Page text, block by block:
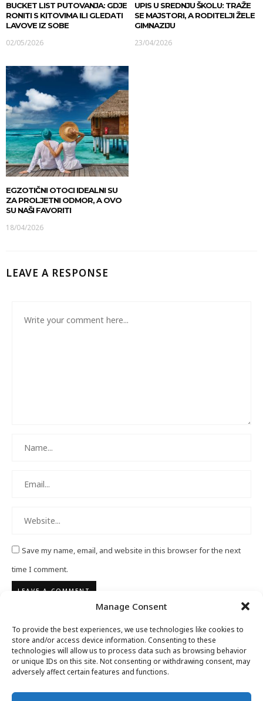
Manage Consent
To provide the best experiences, we use technologies like cookies to
store and/or access device information. Consenting to these
technologies will allow us to process data such as browsing behavior
or unique IDs on this site. Not consenting or withdrawing consent, may
adversely affect certain features and functions.
BUCKET LIST PUTOVANJA: GDJE
RONITI S KITOVIMA ILI GLEDATI
LAVOVE IZ SOBE
02/05/2026
UPIS U SREDNJU ŠKOLU: TRAŽE
SE MAJSTORI, A RODITELJI ŽELE
GIMNAZIJU
23/04/2026
EGZOTIČNI OTOCI IDEALNI SU
ZA PROLJETNI ODMOR, A OVO
SU NAŠI FAVORITI
18/04/2026
LEAVE A RESPONSE
Save my name, email, and website in this browser for the next
time I comment.